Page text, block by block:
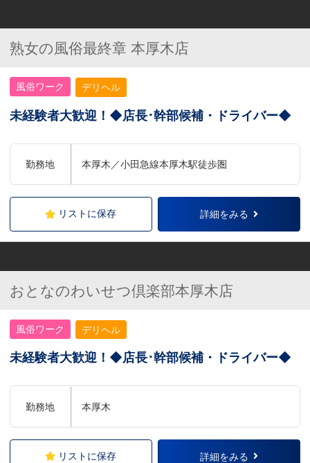
熟女の風俗最終章 本厚木店
風俗ワーク デリヘル
未経験者大歓迎！◆店長･幹部候補・ドライバー◆
勤務地 本厚木／小田急線本厚木駅徒歩圏
リストに保存 詳細をみる
おとなのわいせつ倶楽部本厚木店
風俗ワーク デリヘル
未経験者大歓迎！◆店長･幹部候補・ドライバー◆
勤務地 本厚木
リストに保存 詳細をみる